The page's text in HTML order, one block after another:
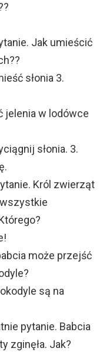
Jak umieścić
słonia 3.
jelenia w lodówce
słonia. 3.
Król zwierząt
wszystkie
może przejść
są na
pytanie. Babcia
zginęła. Jak?